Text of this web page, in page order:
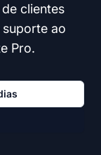
clientes
ao
Pro.